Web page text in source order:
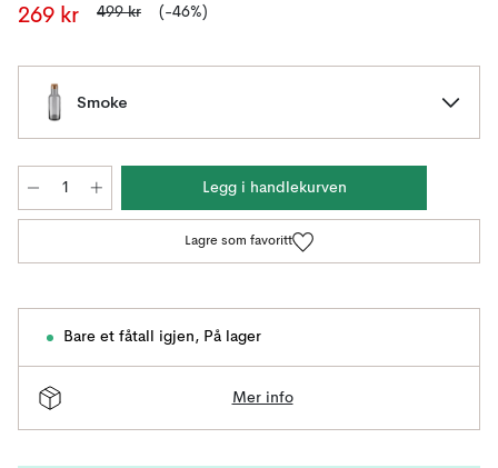
269 kr 499 kr (-46%)
Smoke
Legg i handlekurven
Lagre som favoritt
Bare et fåtall igjen, På lager
Mer info